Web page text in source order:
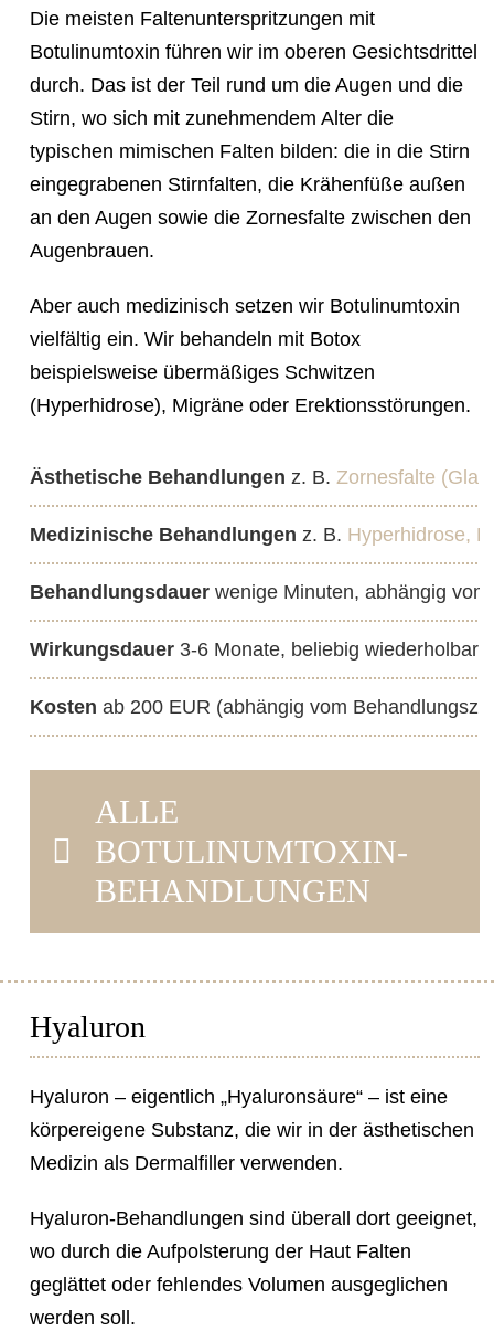
Die meisten Faltenunterspritzungen mit
Botulinumtoxin führen wir im oberen Gesichtsdrittel
durch. Das ist der Teil rund um die Augen und die
Stirn, wo sich mit zunehmendem Alter die
typischen mimischen Falten bilden: die in die Stirn
eingegrabenen Stirnfalten, die Krähenfüße außen
an den Augen sowie die Zornesfalte zwischen den
Augenbrauen.
Aber auch medizinisch setzen wir Botulinumtoxin
vielfältig ein. Wir behandeln mit Botox
beispielsweise übermäßiges Schwitzen
(Hyperhidrose), Migräne oder Erektionsstörungen.
Ästhetische Behandlungen z. B. Zornesfalte
Medizinische Behandlungen z. B. Hyperhidrose,
Behandlungsdauerwenige Minuten, abhängig
Wirkungsdauer3-6 Monate, beliebig wiederholbar
Kosten ab 200 EUR (abhängig vom
ALLE
BOTULINUMTOXIN-
BEHANDLUNGEN
Hyaluron
Hyaluron – eigentlich „Hyaluronsäure“ – ist eine
körpereigene Substanz, die wir in der ästhetischen
Medizin als Dermalfiller verwenden.
Hyaluron-Behandlungen sind überall dort geeignet,
wo durch die Aufpolsterung der Haut Falten
geglättet oder fehlendes Volumen ausgeglichen
werden soll.